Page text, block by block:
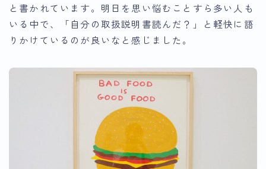
と書かれています。明日を思い悩むことすら多い人も
いる中で、「自分の取扱説明書読んだ？」と軽快に語
りかけているのが良いなと感じました。